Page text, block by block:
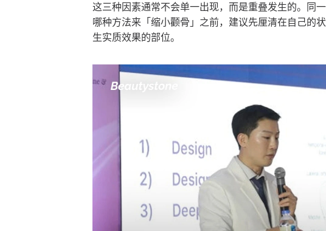
这三种因素通常不会单一出现，而是重叠发生的。同
哪种方法来「缩小颧骨」之前，建议先厘清在自己的
生实质效果的部位。